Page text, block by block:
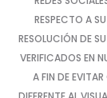
RESPECTO A
RESOLUCIÓN DE
VERIFICADOS EN
A FIN DE